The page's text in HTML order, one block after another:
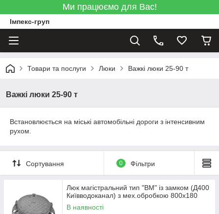
Ми працюємо для Вас!
Імпекс-груп
Товари та послуги Люки Важкі люки 25-90 т
Важкі люки 25-90 т
Встановлюється на міські автомобільні дороги з інтенсивним
рухом.
Сортування 0 Фільтри
Люк магістральний тип "ВМ" із замком (Д400
Київводоканал) з мех.обробкою 800х180
В наявності